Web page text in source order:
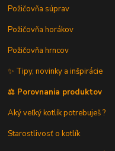
Požičovňa súprav
Požičovňa horákov
Požičovňa hrncov
✨ Tipy, novinky a inšpirácie
⚖️ Porovnania produktov
Aký veľký kotlík potrebuješ ?
Starostlivosť o kotlík